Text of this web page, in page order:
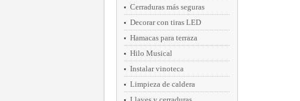
Cerraduras más seguras
Decorar con tiras LED
Hamacas para terraza
Hilo Musical
Instalar vinoteca
Limpieza de caldera